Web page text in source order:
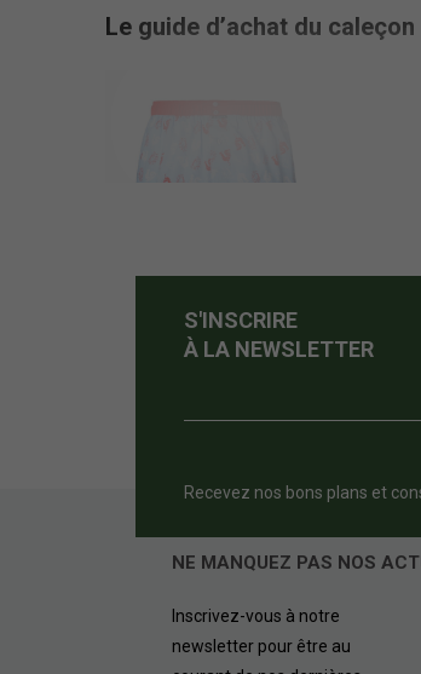
Le guide d’achat du
Le caleçon : le sous-vêtement préféré
Le caleçon est le must have des
un pantalon ample, mais beaucoup
Il est très courant de porter un caleçon
Ces gammes mettent en avant des
transpiration.
S'INSCRIRE
À LA NEWSLETTER
Recevez nos bons plans et
NE MANQUEZ PAS NOS
Inscrivez-vous à notre
newsletter pour être au